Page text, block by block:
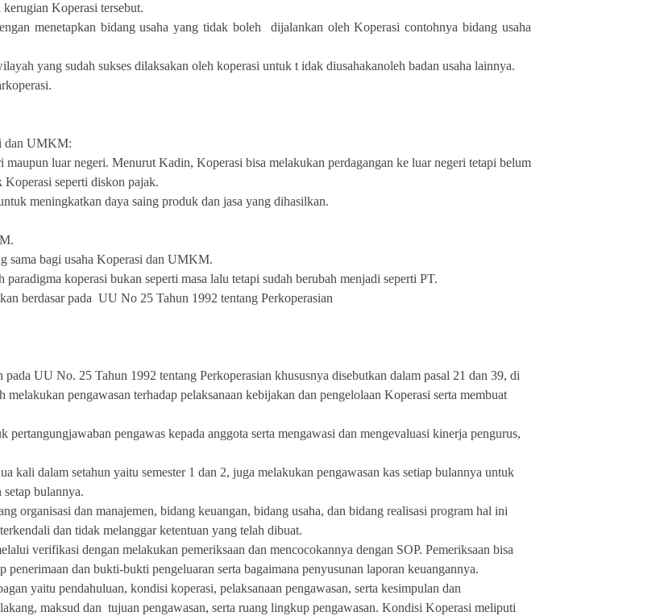
Koperasi tersebut.
menetapkan bidang usaha yang tidak boleh dijalankan oleh Koperasi contohnya bidang usaha
yang sudah sukses dilaksakan oleh koperasi untuk t idak diusahakanoleh badan usaha lainnya.
dan UMKM:
maupun luar negeri. Menurut Kadin, Koperasi bisa melakukan perdagangan ke luar negeri tetapi belum
Koperasi seperti diskon pajak.
meningkatkan daya saing produk dan jasa yang dihasilkan.
sama bagi usaha Koperasi dan UMKM.
koperasi bukan seperti masa lalu tetapi sudah berubah menjadi seperti PT.
berdasar pada UU No 25 Tahun 1992 tentang Perkoperasian
pada UU No. 25 Tahun 1992 tentang Perkoperasian khususnya disebutkan dalam pasal 21 dan 39, di
melakukan pengawasan terhadap pelaksanaan kebijakan dan pengelolaan Koperasi serta membuat
pertangungjawaban pengawas kepada anggota serta mengawasi dan mengevaluasi kinerja pengurus,
kali dalam setahun yaitu semester 1 dan 2, juga melakukan pengawasan kas setiap bulannya untuk
bulannya.
organisasi dan manajemen, bidang keuangan, bidang usaha, dan bidang realisasi program hal ini
dan tidak melanggar ketentuan yang telah dibuat.
verifikasi dengan melakukan pemeriksaan dan mencocokannya dengan SOP. Pemeriksaan bisa
penerimaan dan bukti-bukti pengeluaran serta bagaimana penyusunan laporan keuangannya.
yaitu pendahuluan, kondisi koperasi, pelaksanaan pengawasan, serta kesimpulan dan
maksud dan tujuan pengawasan, serta ruang lingkup pengawasan. Kondisi Koperasi meliputi